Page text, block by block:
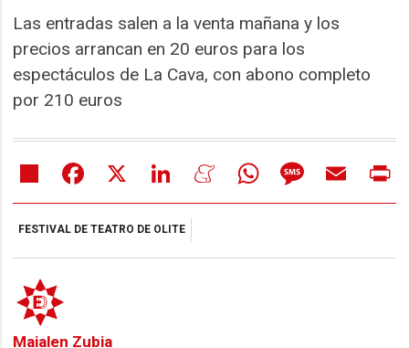
Las entradas salen a la venta mañana y los
precios arrancan en 20 euros para los
espectáculos de La Cava, con abono completo
por 210 euros
Share Facebook LinkedIn MeneameWhatsAppMessageEmail
FESTIVAL DE TEATRO DE OLITE
Maialen Zubia